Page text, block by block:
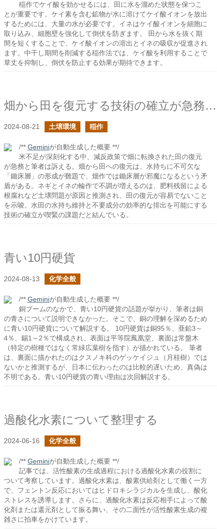
稲作でケイ酸を効かせるには、田に水を溜めた状態を保つこ
とが重要です。ケイ素を含む鉱物が水に溶けてケイ酸イオンを放出
するためには、大量の水が必要です。イネはケイ酸イオンを細胞に
取り込み、細胞壁を強化して倒伏を防ぎます。 田から水を抜く期
間を短くすることで、ケイ酸イオンの溶出とイネの吸収が促進され
ます。中干し期間を削減する稲作法では、ケイ酸を利用することで
草丈を抑制し、倒伏を防止する効果が期待できます。
畑から田を復元する技術の確立が急務であるはずだ
2024-08-21 土壌環境 稲作
/** Geminiが自動生成した概要 **/
米不足が深刻化する中、減反政策で畑に転換された田の復元
が急務と筆者は訴える。畑から田への復元は、水持ちに不可欠な
「鋤床層」の形成が難題で、畑作では鋤床層が邪魔になるという矛
盾がある。ネギとイネの輪作で不調が増えるのは、肥料残留による
根腐れなど土壌問題が原因と推測され、田の復元が容易でないこと
を示唆。水田の水持ち維持と不要成分の効率的な排出を可能にする
技術の確立が喫緊の課題だと結んでいる。
青い10円硬貨
2024-08-13 化学全般
/** Geminiが自動生成した概要 **/
銅ブームのなかで、青い10円硬貨の話題が挙がり、筆者は銅
の青さについて説明できなかった。そこで、銅の理解を深めるため
に青い10円硬貨について解説する。 10円硬貨は銅95％、亜鉛3～
4％、錫1～2％で構成され、表面は平等院鳳凰堂、裏面は常盤木
（特定の樹種ではなく常緑広葉樹を指す）が描かれている。 筆者
は、裏面に描かれたのはクスノキ科のゲッケイジュ（月桂樹）では
ないかと推測するが、日本に伝わったのは比較的遅いため、真偽は
不明である。青い10円硬貨の青い理由は次回解説する。
過酸化水素について整理する
2024-06-16 化学全般
/** Geminiが自動生成した概要 **/
記事では、活性酸素の生成過程における過酸化水素の役割に
ついて考察しています。過酸化水素は、酸素供給剤として働く一方
で、フェントン反応においてはヒドロキシラジカルを生成し、酸化
ストレスを誘導します。さらに、過酸化水素は反応相手によって酸
化剤または還元剤として振る舞い、その二面性が活性酸素生成の複
雑さに拍車をかけています。